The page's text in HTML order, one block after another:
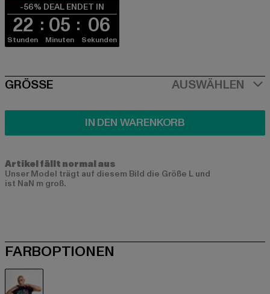
-56% DEAL ENDET IN
22
Stunden
05
Minuten
06
Sekunden
SIZE
GRÖSSE AUSWÄHLEN
IN DEN WARENKORB
Artikel fällt normal aus
Unser Model trägt auf diesem Bild die Größe L und
ist NaN m groß.
FARBOPTIONEN